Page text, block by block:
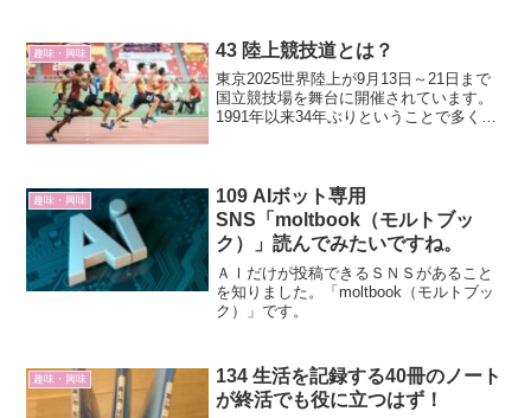
してみました。トイレットペーパー、テ
ィッシュ2枚重ねを剥がし...
趣味・興味 43 陸上競技道とは？
東京2025世界陸上が9月13日～21日まで
国立競技場を舞台に開催されています。
1991年以来34年ぶりということで多くの
援もしま...
趣味・興味
109 AIボット専用
SNS「moltbook（モルトブッ
ク）」読んでみたいですね。
ＡＩだけが投稿できるＳＮＳがあること
を知りました。「moltbook（モルトブッ
ク）」です。
趣味・興味
134 生活を記録する40冊のノート
が終活でも役に立つはず！